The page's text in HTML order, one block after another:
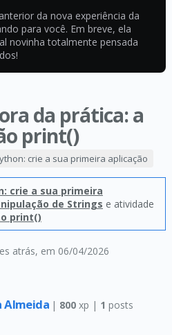
da nova experiência da
para você. Em breve, ela
novinha totalmente pensada
da prática: a
print()
atrás, em 06/04/2026
crie a sua primeira aplicação
crie a sua primeira
de Strings e atividade
print()
Almeida | 800 xp | 1 posts